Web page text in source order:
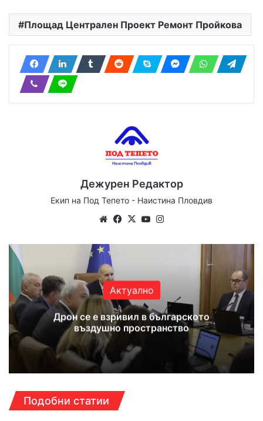
Площад Централен Проект Ремонт Пройкова
Дежурен Редактор
Екип на Под Тепето - Наистина Пловдив
We
te
Fa
bo
X
Yo
ub ra
Актуално
Дрон се е взривил в българското
въздушно пространство
Подобни статии